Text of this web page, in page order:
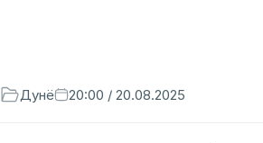
Дунё 20:00 / 20.08.2025